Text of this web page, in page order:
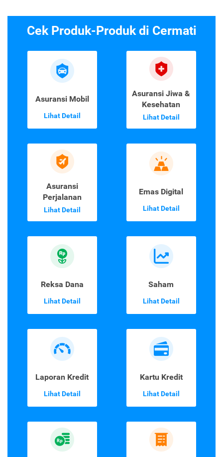
Cek Produk-Produk di Cermati
Asuransi Mobil
Lihat Detail
Asuransi Jiwa &
Kesehatan
Lihat Detail
Asuransi
Perjalanan
Lihat Detail
Emas Digital
Lihat Detail
Reksa Dana
Lihat Detail
Saham
Lihat Detail
Laporan Kredit
Lihat Detail
Kartu Kredit
Lihat Detail